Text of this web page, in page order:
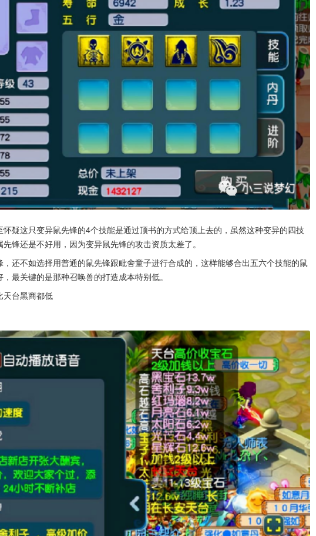
疑这只变异鼠先锋的4个技能是通过顶书的方式给顶上去的，虽然这种变异的四技
锋还是不好用，因为变异鼠先锋的攻击资质太差了。
还不如选择用普通的鼠先锋跟毗舍童子进行合成的，这样能够合出五六个技能的鼠
最关键的是那种召唤兽的打造成本特别低。
天台黑商都低